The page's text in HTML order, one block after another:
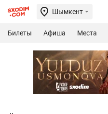
Шымкент
Билеты Афиша Места